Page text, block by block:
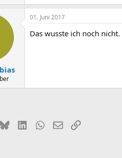
01. Juni 2017
Das wusste ich noch
(Twitter)
BlueskyLinkedInWhatsApp
E-MailLink